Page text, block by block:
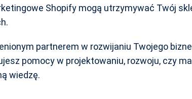
Shopify mogą utrzymywać Twój
partnerem w rozwijaniu Twojego
pomocy w projektowaniu, rozwoju, czy
wiedzę.